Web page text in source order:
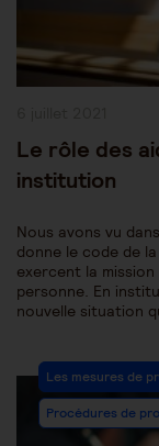
Le rôle des
institution
Nous avons vu
donne le code de
exercent la
personne. En
nouvelle situation
Post
Category:
Les mesures de
Procédures de